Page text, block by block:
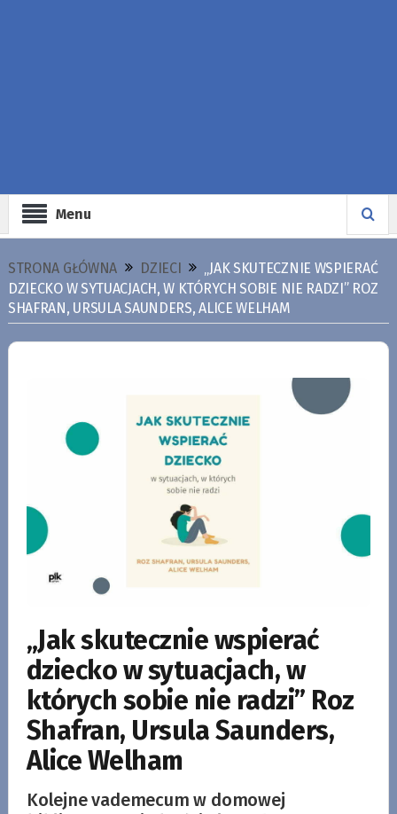
Menu
STRONA GŁÓWNA DZIECI
„JAK SKUTECZNIE WSPIERAĆ
DZIECKO W SYTUACJACH, W KTÓRYCH SOBIE NIE RADZI” ROZ
SHAFRAN, URSULA SAUNDERS, ALICE WELHAM
„Jak skutecznie wspierać
dziecko w sytuacjach, w
których sobie nie radzi” Roz
Shafran, Ursula Saunders,
Alice Welham
Kolejne vademecum w domowej